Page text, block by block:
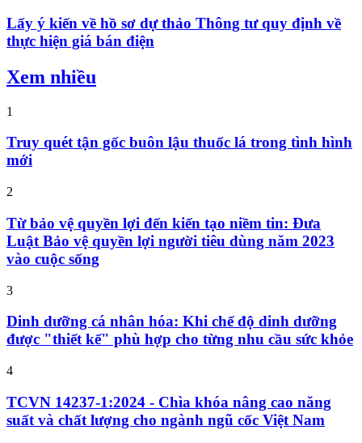
Lấy ý kiến về hồ sơ dự thảo Thông tư quy định về
thực hiện giá bán điện
Xem nhiều
1
Truy quét tận gốc buôn lậu thuốc lá trong tình hình
mới
2
Từ bảo vệ quyền lợi đến kiến tạo niềm tin: Đưa
Luật Bảo vệ quyền lợi người tiêu dùng năm 2023
vào cuộc sống
3
Dinh dưỡng cá nhân hóa: Khi chế độ dinh dưỡng
được "thiết kế" phù hợp cho từng nhu cầu sức khỏe
4
TCVN 14237-1:2024 - Chìa khóa nâng cao năng
suất và chất lượng cho ngành ngũ cốc Việt Nam